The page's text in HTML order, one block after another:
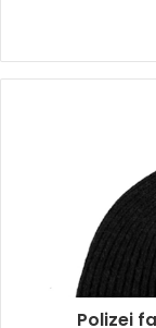
Polizei